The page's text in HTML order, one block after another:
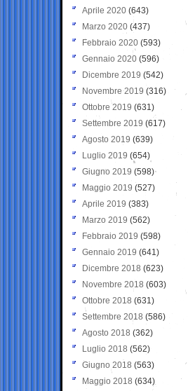
Aprile 2020 (643)
Marzo 2020 (437)
Febbraio 2020 (593)
Gennaio 2020 (596)
Dicembre 2019 (542)
Novembre 2019 (316)
Ottobre 2019 (631)
Settembre 2019 (617)
Agosto 2019 (639)
Luglio 2019 (654)
Giugno 2019 (598)
Maggio 2019 (527)
Aprile 2019 (383)
Marzo 2019 (562)
Febbraio 2019 (598)
Gennaio 2019 (641)
Dicembre 2018 (623)
Novembre 2018 (603)
Ottobre 2018 (631)
Settembre 2018 (586)
Agosto 2018 (362)
Luglio 2018 (562)
Giugno 2018 (563)
Maggio 2018 (634)